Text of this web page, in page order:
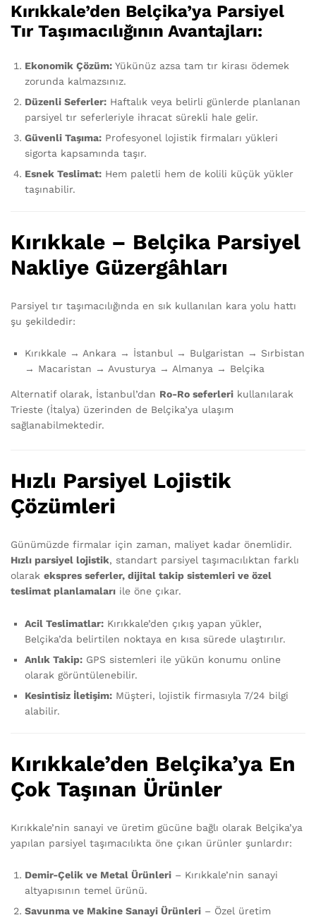
Kırıkkale’den Belçika’ya Parsiyel
Tır Taşımacılığının Avantajları:
Ekonomik Çözüm: Yükünüz azsa tam tır kirası ödemek
zorunda kalmazsınız.
Düzenli Seferler: Haftalık veya belirli günlerde planlanan
parsiyel tır seferleriyle ihracat sürekli hale gelir.
Güvenli Taşıma: Profesyonel lojistik firmaları yükleri
sigorta kapsamında taşır.
Esnek Teslimat: Hem paletli hem de kolili küçük yükler
taşınabilir.
Kırıkkale – Belçika Parsiyel
Nakliye Güzergâhları
Parsiyel tır taşımacılığında en sık kullanılan kara yolu hattı
şu şekildedir:
Kırıkkale → Ankara → İstanbul → Bulgaristan → Sırbistan
→ Macaristan → Avusturya → Almanya → Belçika
Alternatif olarak, İstanbul’dan Ro-Ro seferleri kullanılarak
Trieste (İtalya) üzerinden de Belçika’ya ulaşım
sağlanabilmektedir.
Hızlı Parsiyel Lojistik
Çözümleri
Günümüzde firmalar için zaman, maliyet kadar önemlidir.
Hızlı parsiyel lojistik, standart parsiyel taşımacılıktan farklı
olarak ekspres seferler, dijital takip sistemleri ve özel
teslimat planlamaları ile öne çıkar.
Acil Teslimatlar: Kırıkkale’den çıkış yapan yükler,
Belçika’da belirtilen noktaya en kısa sürede ulaştırılır.
Anlık Takip: GPS sistemleri ile yükün konumu online
olarak görüntülenebilir.
Kesintisiz İletişim: Müşteri, lojistik firmasıyla 7/24 bilgi
alabilir.
Kırıkkale’den Belçika’ya En
Çok Taşınan Ürünler
Kırıkkale’nin sanayi ve üretim gücüne bağlı olarak Belçika’ya
yapılan parsiyel taşımacılıkta öne çıkan ürünler şunlardır:
Demir-Çelik ve Metal Ürünleri – Kırıkkale’nin sanayi
altyapısının temel ürünü.
Savunma ve Makine Sanayi Ürünleri – Özel üretim